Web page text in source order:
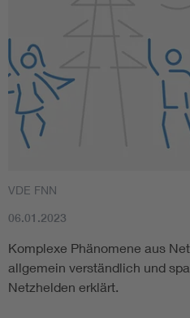
VDE FNN
06.01.2023
Komplexe Phänomene aus
allgemein verständlich und
Netzhelden erklärt.